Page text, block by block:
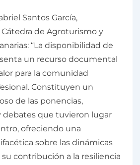
Santos García,
de Agroturismo y
“La disponibilidad de
un recurso documental
para la comunidad
Constituyen un
de las ponencias,
debates que tuvieron lugar
ofreciendo una
sobre las dinámicas
contribución a la resiliencia